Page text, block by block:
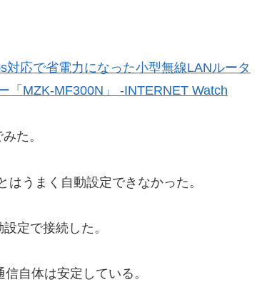
対応で省電力になった小型無線LANルータ
MZK-MF300N」 -INTERNET Watch
た。
うまく自動設定できなかった。
定で接続した。
自体は安定している。